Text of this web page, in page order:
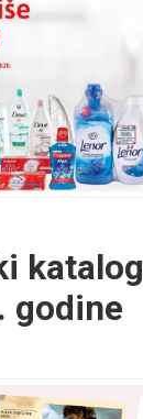
katalog
godine